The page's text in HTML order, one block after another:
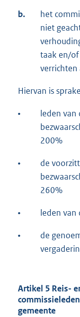
b.
het
niet
taak en/
verrichten
Hiervan is
•
leden van
200%
•
de
260%
• leden van
•
de
Artikel 5 Reis-
gemeente